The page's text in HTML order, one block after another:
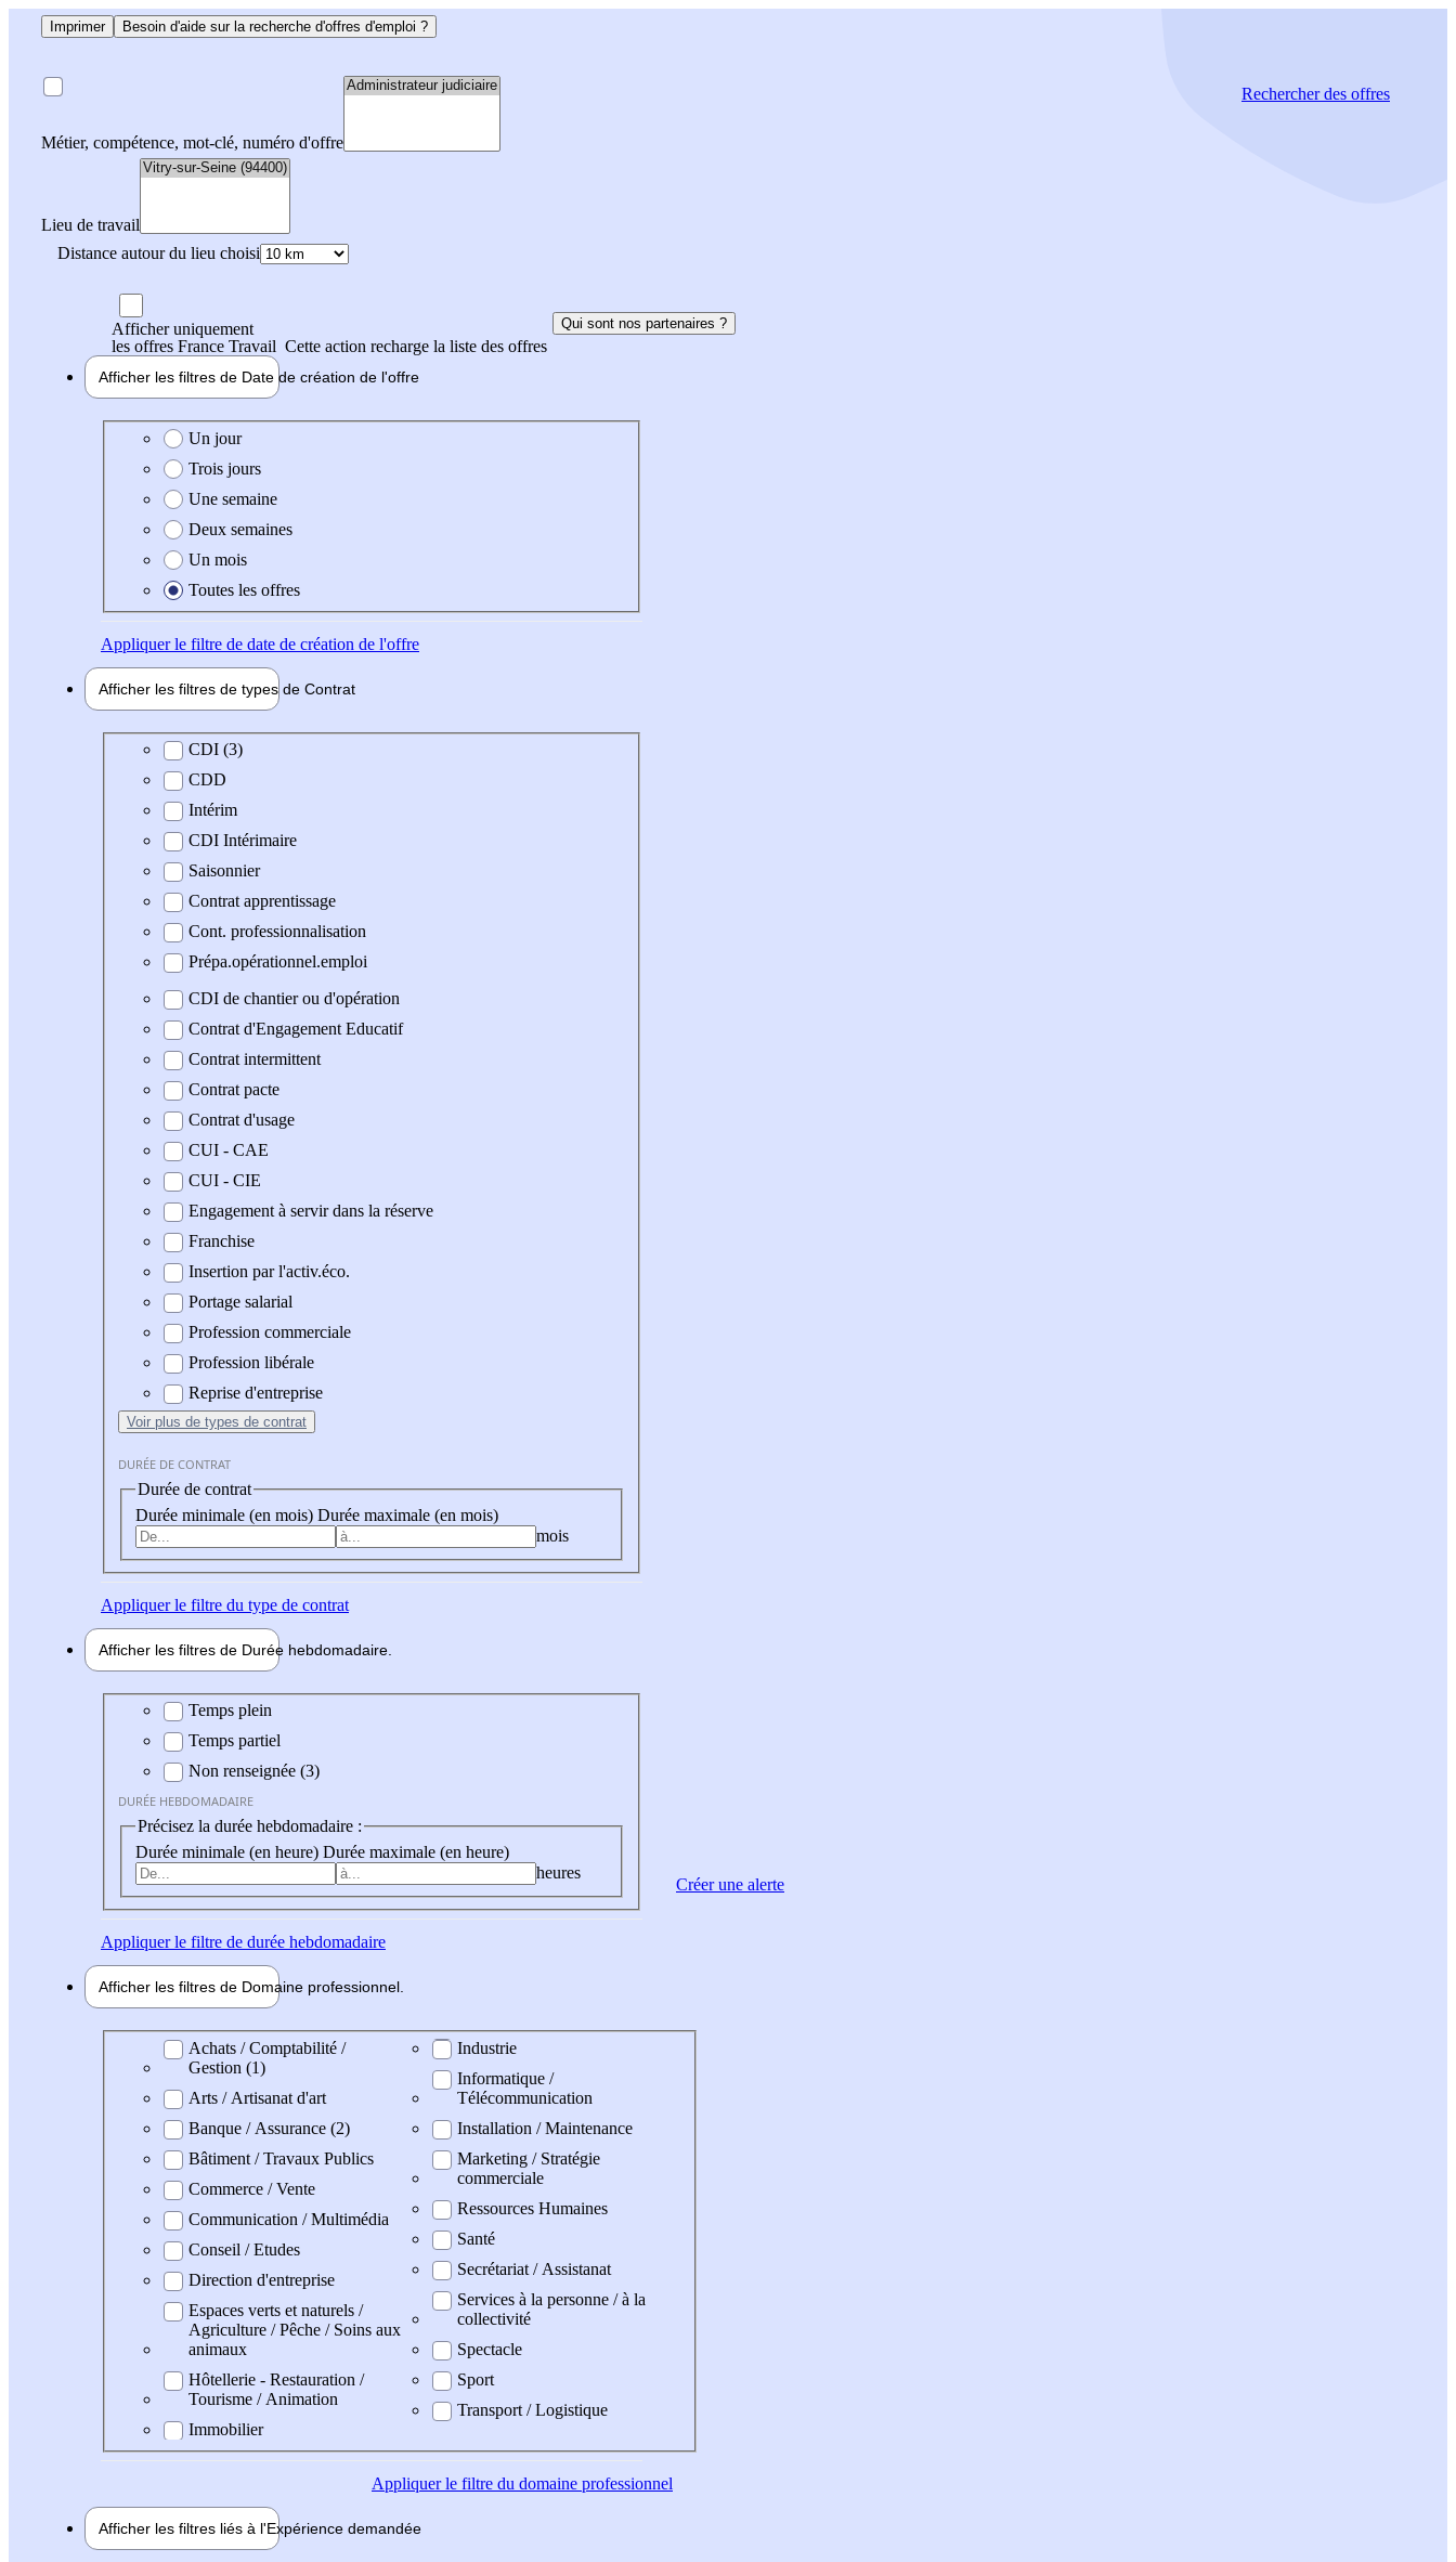
Imprimer Besoin d'aide sur la recherche d'offres d'emploi ?
Métier, compétence, mot-clé, numéro d'offre
Lieu de travail
Distance autour du lieu choisi
Rechercherdes offres
Afficher uniquement
les offres France Travail Cette action recharge la liste des offres
Qui sont nos partenaires ?
Afficher les filtres de Date de création de l'offre
Date de création de l'offre
Un jour
Trois jours
Une semaine
Deux semaines
Un mois
Toutes les offres
Appliquerle filtre de date de création de l'offre
Afficher les filtres de types de Contrat
Type de contrat
CDI (3)
CDD
Intérim
CDI Intérimaire
Saisonnier
Contrat apprentissage
Cont. professionnalisation
Prépa.opérationnel.emploi
CDI de chantier ou d'opération
Contrat d'Engagement Educatif
Contrat intermittent
Contrat pacte
Contrat d'usage
CUI - CAE
CUI - CIE
Engagement à servir dans la réserve
Franchise
Insertion par l'activ.éco.
Portage salarial
Profession commerciale
Profession libérale
Reprise d'entreprise
Voir plus de types de contrat
DURÉE DE CONTRAT
Durée de contrat
Durée minimale (en mois) Durée maximale (en mois)
mois
Appliquerle filtre du type de contrat
Afficher les filtres de Durée hebdomadaire
Durée hebdomadaire
Temps plein
Temps partiel
Non renseignée (3)
DURÉE HEBDOMADAIRE
Précisez la durée hebdomadaire :
Durée minimale (en heure) Durée maximale (en heure)
heures
Appliquerle filtre de durée hebdomadaire
Afficher les filtres de Domaine professionnel
Domaine professionel
Achats / Comptabilité /
Gestion (1)
Arts / Artisanat d'art
Banque / Assurance (2)
Bâtiment / Travaux Publics
Commerce / Vente
Communication / Multimédia
Conseil / Etudes
Direction d'entreprise
Espaces verts et naturels /
Agriculture / Pêche / Soins aux
animaux
Hôtellerie - Restauration /
Tourisme / Animation
Immobilier
Industrie
Informatique /
Télécommunication
Installation / Maintenance
Marketing / Stratégie
commerciale
Ressources Humaines
Santé
Secrétariat / Assistanat
Services à la personne / à la
collectivité
Spectacle
Sport
Transport / Logistique
Appliquerle filtre du domaine professionnel
Afficher les filtres liés à l'Expérience demandée
Créer une alerte